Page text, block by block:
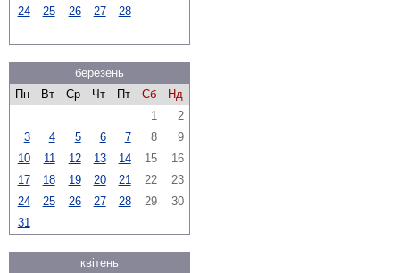
24
25 26 27 28
березень
Пн
Вт Ср Чт Пт Сб
Нд
1
2
3
4 5 6 7 8
9
10
11 12 13 14 15
16
17
18 19 20 21 22
23
24
25 26 27 28 29
30
31
квітень